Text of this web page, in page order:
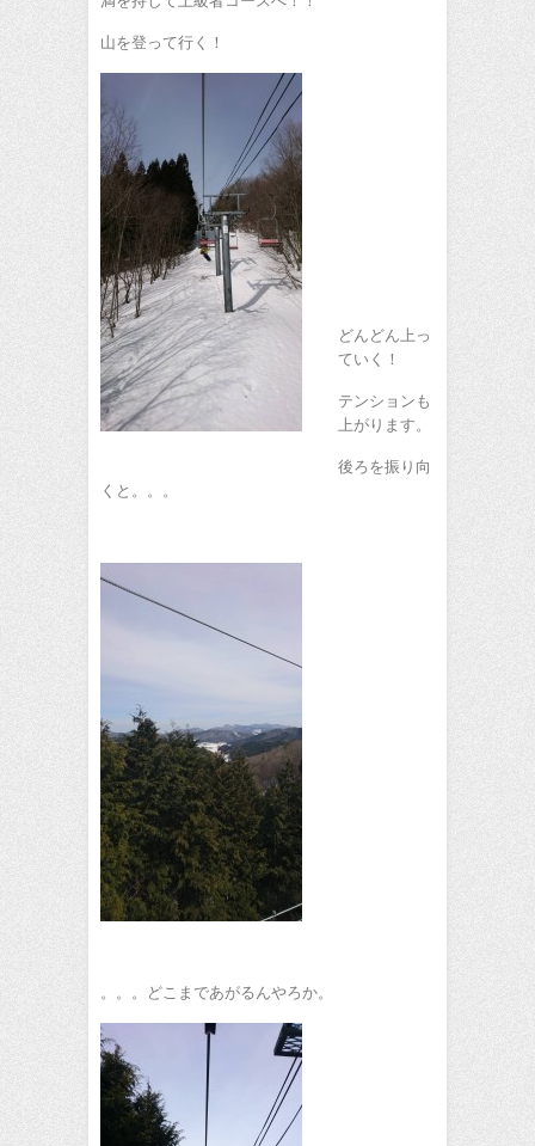
山を登って行く！
どんどん上っ
ていく！
テンションも
上がります。
後ろを振り向
くと。。。
。。。どこまであがるんやろか。